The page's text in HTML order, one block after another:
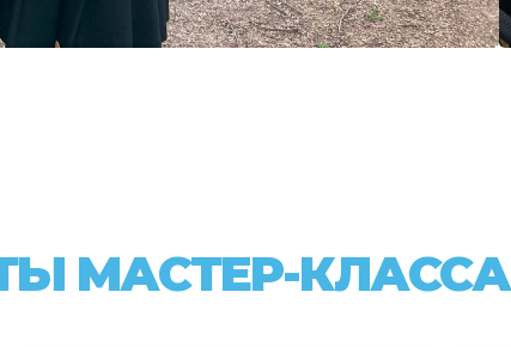
МАСТЕР-КЛАССА